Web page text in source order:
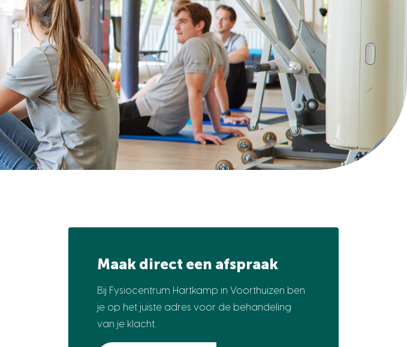
Maak direct een afspraak
Bij Fysiocentrum Hartkamp in Voorthuizen ben
je op het juiste adres voor de behandeling
van je klacht.